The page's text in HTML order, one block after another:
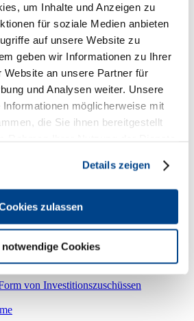
um Inhalte und Anzeigen zu
für soziale Medien anbieten
auf unsere Website zu
geben wir Informationen zu Ihrer
Website an unsere Partner für
und Analysen weiter. Unsere
möglicherweise mit
die Sie ihnen bereitgestellt
Details zeigen
zulassen
notwendige Cookies
bestehenden und geplanten
für Wirten und Hoteliers – unkompliziert
umfasst Entgelte für bestimmte extensive
und landeskulturelle Leistungen,
Ernährung an Schulen.
den Tourismus ist eine Datenbank mit
speziell gemacht für den
Überblick und informiert zu
EU, Bund oder dem Freistaat Bayern.
/ Förderbanken
von Investitionszuschüssen